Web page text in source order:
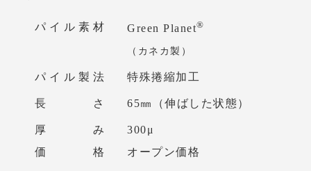
パイル素材 Green Planet®
（カネカ製）
パイル製法 特殊捲縮加工
長 さ 65㎜（伸ばした状態）
厚 み
300μ
価 格
オープン価格